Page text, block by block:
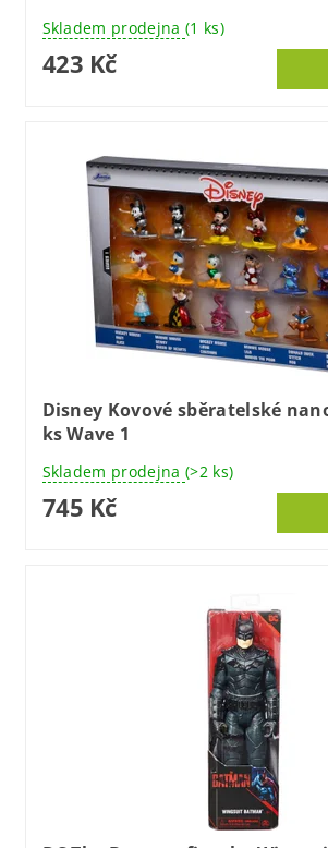
Skladem prodejna (1 ks)
423 Kč
Disney Kovové sběratelské
ks Wave 1
Skladem prodejna (>2 ks)
745 Kč